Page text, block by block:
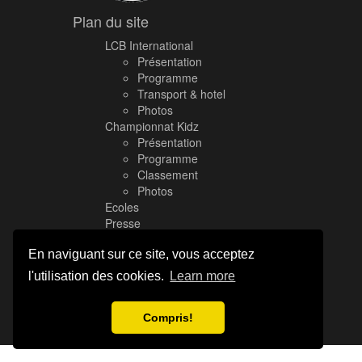
En naviguant sur ce site, vous acceptez
l'utilisation des cookies.
Learn more
Compris!
Plan du site
LCB International
Présentation
Programme
Transport & hotel
Photos
Championnat Kidz
Présentation
Programme
Classement
Photos
Ecoles
Presse
Nous contacter
Rue Simon Burnet 10, 4020 Liege, Belgique
+32 499 61 67 63
© 2026 Liège City Breakers. Tous droits réservés.